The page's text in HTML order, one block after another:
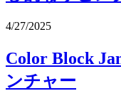
4/27/2025
Color Block
ンチャー